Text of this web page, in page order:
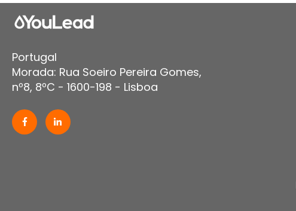
Portugal
Morada: Rua Soeiro Pereira Gomes,
nº8, 8ºC - 1600-198 - Lisboa